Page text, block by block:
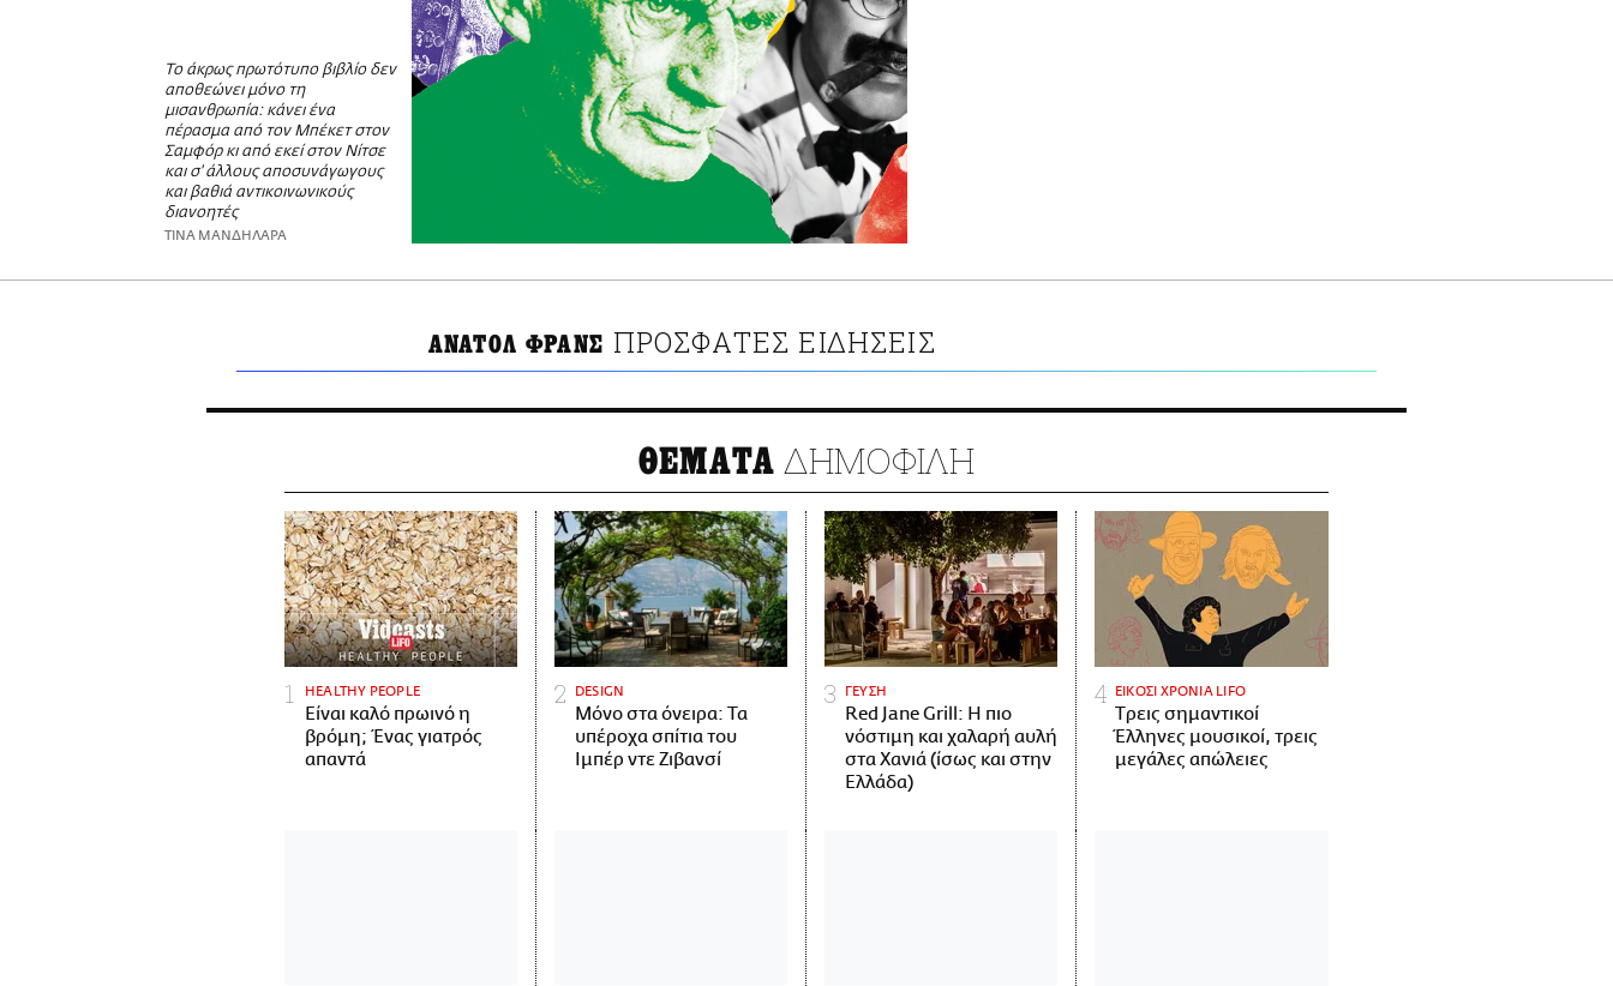
Το άκρως πρωτότυπο βιβλίο δεν
αποθεώνει μόνο τη
μισανθρωπία: κάνει ένα
πέρασμα από τον Μπέκετ στον
Σαμφόρ κι από εκεί στον Νίτσε
και σ' άλλους αποσυνάγωγους
και βαθιά αντικοινωνικούς
διανοητές
ΤΙΝΑ ΜΑΝΔΗΛΑΡΑ
ΑΝΑΤΟΛ ΦΡΑΝΣ ΠΡΟΣΦΑΤΕΣ ΕΙΔΗΣΕΙΣ
ΘΕΜΑΤΑ ΔΗΜΟΦΙΛΗ
HEALTHY PEOPLE
Είναι καλό πρωινό η
βρόμη; Ένας γιατρός
απαντά
DESIGN
Μόνο στα όνειρα: Τα
υπέροχα σπίτια του
Ιμπέρ ντε Ζιβανσί
ΓΕΥΣΗ
Red Jane Grill: Η πιο
νόστιμη και χαλαρή αυλή
στα Χανιά (ίσως και στην
Ελλάδα)
ΕΙΚΟΣΙ ΧΡΟΝΙΑ LIFO
Tρεις σημαντικοί
Έλληνες μουσικοί, τρεις
μεγάλες απώλειες